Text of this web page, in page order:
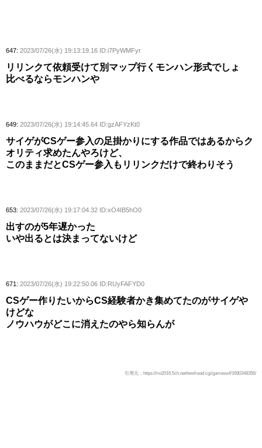
647: 2023/07/26(水) 19:13:19.16 ID:i7PyWMFyr
リリンクて依頼受けて別マップ行くモンハン形式でしょ
比べるならモンハンや
649: 2023/07/26(水) 19:14:45.64 ID:gzAFYzKt0
サイゲがCSゲー参入の足掛かりにする作品ではあるからク
オリティ求めたんやろけど、
このままだとCSゲー参入もリリンクだけで終わりそう
653: 2023/07/26(水) 19:17:04.32 ID:xO4IB5hO0
出すのが5年遅かった
いや出るとは決まってないけど
671: 2023/07/26(水) 19:22:50.06 ID:RUyFAFYD0
CSゲー作りたいからCS経験者かき集めてたのがサイゲや
けどな
ノウハウがどこに消えたのやら知らんが
引用元：https://rio2016.5ch.net/test/read.cgi/gameswf/1690348356/